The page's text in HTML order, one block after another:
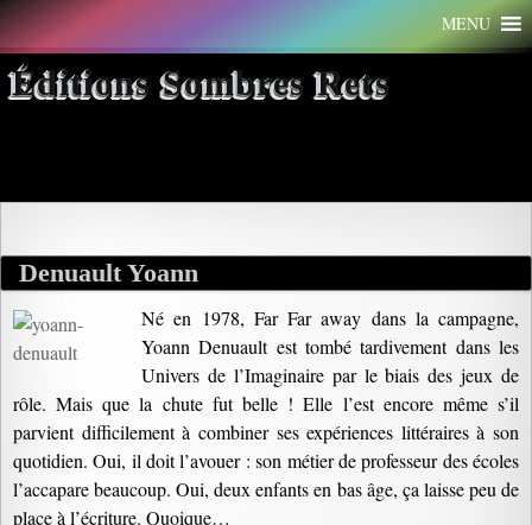
Aller
au
contenu
MENU
Éditions Sombres Rets
Archives par mot-clé : ciel
Denuault Yoann
Né en 1978, Far Far away dans la campagne,
Yoann Denuault est tombé tardivement dans les
Univers de l’Imaginaire par le biais des jeux de
rôle. Mais que la chute fut belle ! Elle l’est encore même s’il
parvient difficilement à combiner ses expériences littéraires à son
quotidien. Oui, il doit l’avouer : son métier de professeur des écoles
l’accapare beaucoup. Oui, deux enfants en bas âge, ça laisse peu de
place à l’écriture. Quoique…